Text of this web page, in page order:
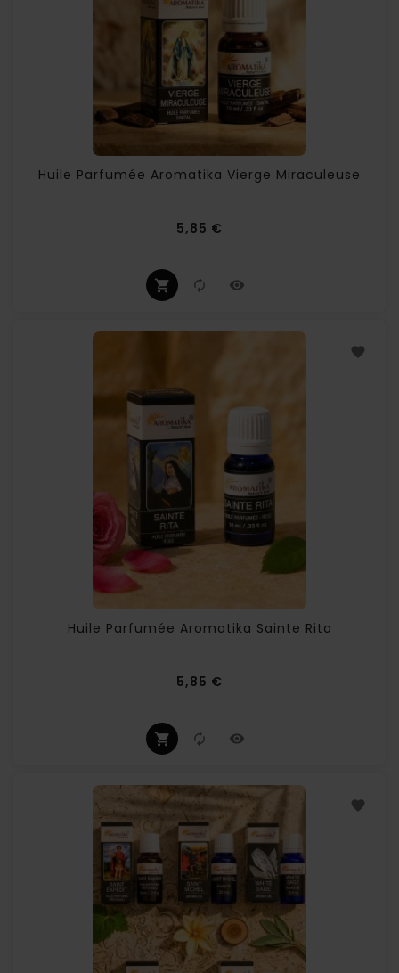
Huile Parfumée Aromatika Vierge Miraculeuse
5,85 €
Huile Parfumée Aromatika Sainte Rita
5,85 €